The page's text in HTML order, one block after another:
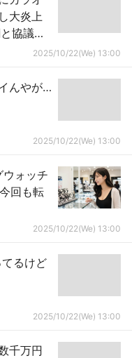
大炎上
協議す
2025/10/22(We) 13:00
んやが…
2025/10/22(We) 13:00
ウォッチ
回も転
2025/10/22(We) 13:00
るけど
2025/10/22(We) 13:00
千万円